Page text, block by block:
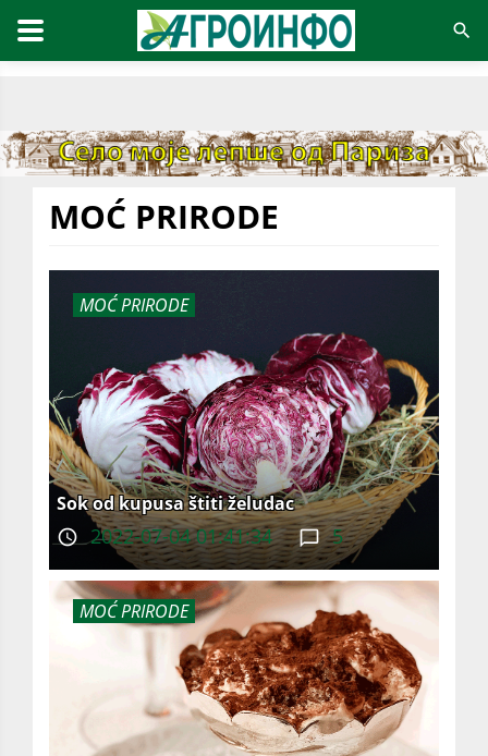
MOĆ PRIRODE
MOĆ PRIRODE
Sok od kupusa štiti želudac
2022-07-04 01:41:34 5
MOĆ PRIRODE